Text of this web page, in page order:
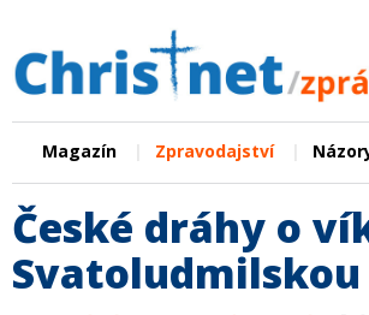
Magazín Zpravodajství
České dráhy o